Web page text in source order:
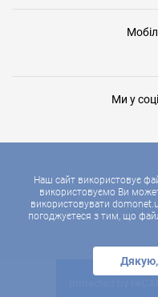
Наш сайт використовує
використовуємо Ви
використовувати
погоджуєтеся з тим, що
Ми у
2026 ©